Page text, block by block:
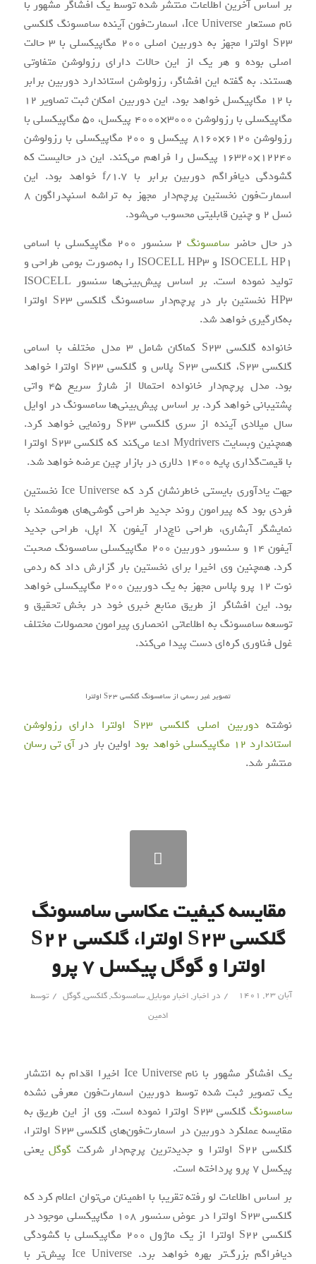
بر اساس آخرین اطلاعات منتشر شده توسط یک افشاگر مشهور با
نام مستعار Ice Universe، اسمارت‌فون آینده سامسونگ گلکسی
S23 اولترا مجهز به دوربین اصلی 200 مگاپیکسلی با 3 حالت
اصلی بوده و هر یک از این حالات دارای رزولوشن متفاوتی
هستند. به گفته این افشاگر، رزولوشن استاندارد دوربین برابر
با 12 مگاپیکسل خواهد بود. این دوربین امکان ثبت تصاویر 12
مگاپیکسلی با رزولوشن 3000×4000 پیکسل، 50 مگاپیکسلی با
رزولوشن 6120×8160 پیکسل و 200 مگاپیکسلی با رزولوشن
12240×16320 پیکسل را فراهم می‌کند. این در حالیست که
گشودگی دیافراگم دوربین برابر با f/1.7 خواهد بود. این
اسمارت‌فون نخستین پرچم‌دار مجهز به تراشه اسنپدراگون 8
نسل 2 و چنین قابلیتی محسوب می‌شود.
در حال حاضر سامسونگ
2 سنسور 200 مگاپیکسلی با اسامی
ISOCELL HP1 و ISOCELL HP3 را به‌صورت بومی طراحی و
تولید نموده است. بر اساس پیش‌بینی‌ها سنسور ISOCELL
HP3 نخستین بار در پرچم‌دار سامسونگ گلکسی S23 اولترا
به‌کارگیری خواهد شد.
خانواده گلکسی S23 کماکان شامل 3 مدل مختلف با اسامی
گلکسی S23، گلکسی S23 پلاس و گلکسی S23 اولترا خواهد
بود. مدل پرچم‌دار خانواده احتمالا از شارژ سریع 45 واتی
پشتیبانی خواهد کرد. بر اساس پیش‌بینی‌ها سامسونگ در اوایل
سال میلادی آینده از سری گلکسی S23 رونمایی خواهد کرد.
همچنین وبسایت Mydrivers ادعا می‌کند که گلکسی S23 اولترا
با قیمت‌گذاری پایه 1400 دلاری در بازار چین عرضه خواهد شد.
جهت یادآوری بایستی خاطرنشان کرد که Ice Universe نخستین
فردی بود که پیرامون روند جدید طراحی گوشی‌های هوشمند با
نمایشگر آبشاری، طراحی ناچ‌دار آیفون X اپل، طراحی جدید
آیفون 14 و سنسور دوربین 200 مگاپیکسلی سامسونگ صحبت
کرد. همچنین وی اخیرا برای نخستین بار گزارش داد که ردمی
نوت 12 پرو پلاس مجهز به یک دوربین 200 مگاپیکسلی خواهد
بود. این افشاگر از طریق منابع خبری خود در بخش تحقیق و
توسعه سامسونگ به اطلاعاتی انحصاری پیرامون محصولات مختلف
غول فناوری کره‌ای دست پیدا می‌کند.
تصویر غیر رسمی از سامسونگ گلکسی S23 اولترا
نوشته
دوربین اصلی گلکسی S23 اولترا دارای رزولوشن
استاندارد 12 مگاپیکسلی خواهد بود
اولین بار درآی‌ تی‌ رسان
منتشر شد.
مقایسه کیفیت عکاسی سامسونگ
گلکسی S23 اولترا، گلکسی S22
اولترا و گوگل پیکسل ۷ پرو
آبان ۲۳, ۱۴۰۱ / در اخبار, اخبار موبایل,سامسونگ,گلکسی,گوگل / توسط
ادمین
یک افشاگر مشهور با نام Ice Universe اخیرا اقدام به انتشار
یک تصویر ثبت شده توسط دوربین اسمارت‌فون معرفی نشده
سامسونگ
گلکسی S23 اولترا نموده است. وی از این طریق به
مقایسه عملکرد دوربین در اسمارت‌فون‌های گلکسی S23 اولترا،
گلکسی S22 اولترا و جدیدترین پرچم‌دار شرکت
گوگلیعنی
پیکسل 7 پرو پرداخته است.
بر اساس اطلاعات لو رفته تقریبا با اطمینان می‌توان اعلام کرد که
گلکسی S23 اولترا در عوض سنسور 108 مگاپیکسلی موجود در
گلکسی S22 اولترا از یک ماژول 200 مگاپیکسلی با گشودگی
دیافراگم بزرگ‌تر بهره خواهد برد. Ice Universe پیش‌تر با